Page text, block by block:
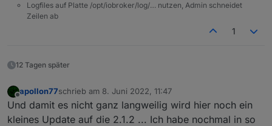
Logfiles auf Platte /opt/iobroker/log/… nutzen, Admin schneidet
Zeilen ab
1
12 Tagen später
Offline
apollon77schrieb am 8. Juni 2022, 11:47
zuletzt editiert von
Und damit es nicht ganz langweilig wird hier noch ein
kleines Update auf die 2.1.2 ... Ich habe nochmal in so